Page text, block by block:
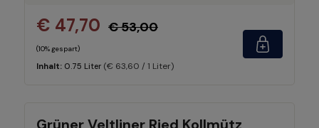
€ 47,70 € 53,00
(10% gespart)
Inhalt: 0.75 Liter (€ 63,60 / 1 Liter)